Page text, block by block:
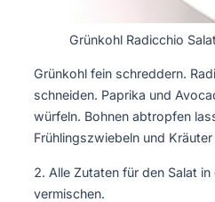
Grünkohl Radicchio
Grünkohl fein schreddern.
schneiden. Paprika und
würfeln. Bohnen abtropfen
Frühlingszwiebeln und
Alle Zutaten für den Salat
vermischen.